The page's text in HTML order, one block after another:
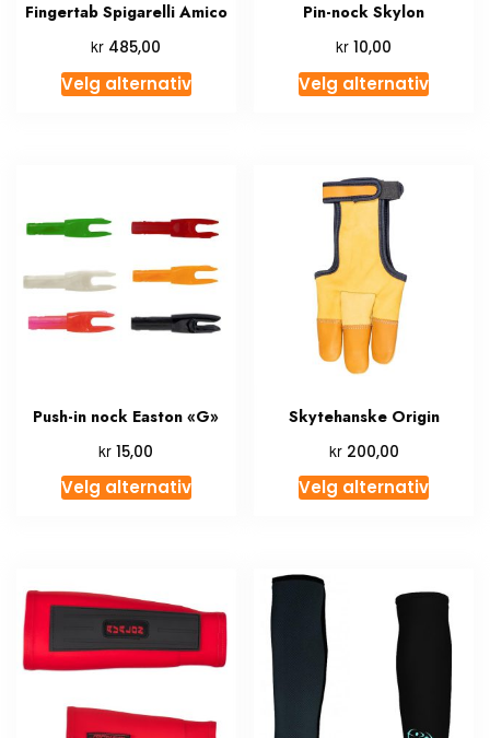
Fingertab Spigarelli Amico
kr 485,00
Velg alternativ
Pin-nock Skylon
kr 10,00
Velg alternativ
Push-in nock Easton «G»
kr 15,00
Velg alternativ
Skytehanske Origin
kr200,00
Velg alternativ